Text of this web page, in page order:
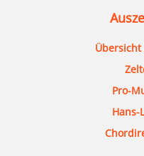
Übersicht
Pro-
Hans-